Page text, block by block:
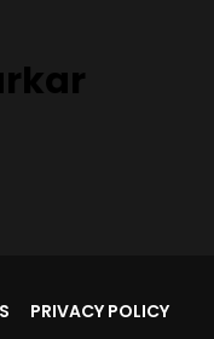
PRIVACY POLICY